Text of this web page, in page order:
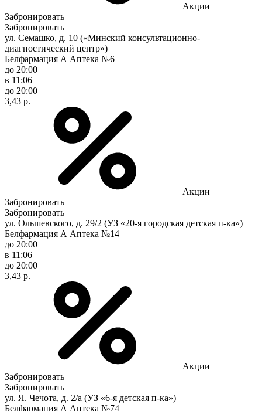
Акции
Забронировать
Забронировать
ул. Семашко, д. 10 («Минский консультационно-
диагностический центр»)
Белфармация А Аптека №6
до 20:00
в 11:06
до 20:00
3,43 р.
Акции
Забронировать
Забронировать
ул. Ольшевского, д. 29/2 (УЗ «20-я городская детская п-ка»)
Белфармация А Аптека №14
до 20:00
в 11:06
до 20:00
3,43 р.
Акции
Забронировать
Забронировать
ул. Я. Чечота, д. 2/а (УЗ «6-я детская п-ка»)
Белфармация А Аптека №74